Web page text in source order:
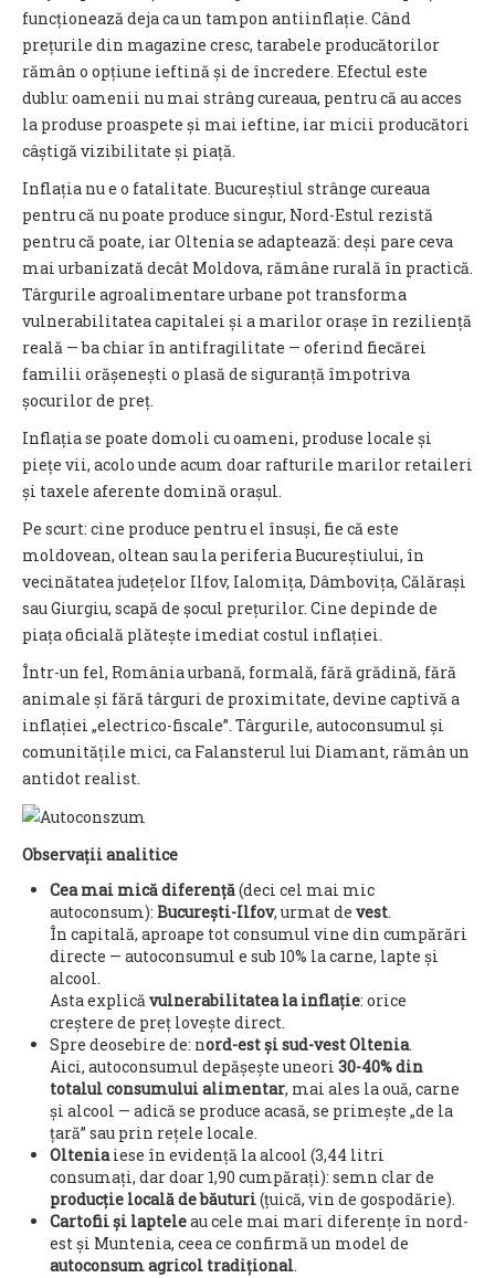
funcționează deja ca un tampon antiinflație. Când
prețurile din magazine cresc, tarabele producătorilor
rămân o opțiune ieftină și de încredere. Efectul este
dublu: oamenii nu mai strâng cureaua, pentru că au acces
la produse proaspete și mai ieftine, iar micii producători
câștigă vizibilitate și piață.
Inflația nu e o fatalitate. Bucureștiul strânge cureaua
pentru că nu poate produce singur, Nord-Estul rezistă
pentru că poate, iar Oltenia se adaptează: deși pare ceva
mai urbanizată decât Moldova, rămâne rurală în practică.
Târgurile agroalimentare urbane pot transforma
vulnerabilitatea capitalei și a marilor orașe în reziliență
reală — ba chiar în antifragilitate — oferind fiecărei
familii orășenești o plasă de siguranță împotriva
șocurilor de preț.
Inflația se poate domoli cu oameni, produse locale și
piețe vii, acolo unde acum doar rafturile marilor retaileri
și taxele aferente domină orașul.
Pe scurt: cine produce pentru el însuși, fie că este
moldovean, oltean sau la periferia Bucureștiului, în
vecinătatea județelor Ilfov, Ialomița, Dâmbovița, Călărași
sau Giurgiu, scapă de șocul prețurilor. Cine depinde de
piața oficială plătește imediat costul inflației.
Într-un fel, România urbană, formală, fără grădină, fără
animale și fără târguri de proximitate, devine captivă a
inflației „electrico-fiscale”. Târgurile, autoconsumul și
comunitățile mici, ca Falansterul lui Diamant, rămân un
antidot realist.
Observații analitice
Cea mai mică diferență(deci cel mai mic
autoconsum): București-Ilfov, urmat de vest.
În capitală, aproape tot consumul vine din cumpărări
directe — autoconsumul e sub 10% la carne, lapte și
alcool.
Asta explicăvulnerabilitatea la inflație: orice
creștere de preț lovește direct.
Spre deosebire de: nord-est și sud-vest Oltenia.
Aici, autoconsumul depășește uneori 30-40% din
totalul consumului alimentar, mai ales la ouă, carne
și alcool — adică se produce acasă, se primește „de la
țară” sau prin rețele locale.
Olteniaiese în evidență la alcool (3,44 litri
consumați, dar doar 1,90 cumpărați): semn clar de
producție locală de băuturi(țuică, vin de gospodărie).
Cartofii și lapteleau cele mai mari diferențe în nord-
est și Muntenia, ceea ce confirmă un model de
autoconsum agricol tradițional.